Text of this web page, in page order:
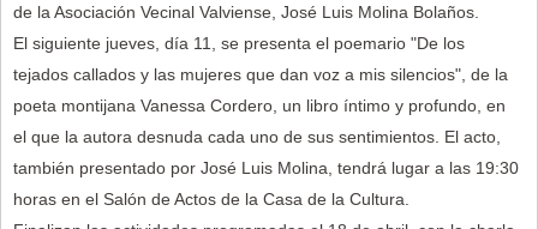
de la Asociación Vecinal Valviense, José Luis Molina Bolaños.
El siguiente jueves, día 11, se presenta el poemario "De los
tejados callados y las mujeres que dan voz a mis silencios", de la
poeta montijana Vanessa Cordero, un libro íntimo y profundo, en
el que la autora desnuda cada uno de sus sentimientos. El acto,
también presentado por José Luis Molina, tendrá lugar a las 19:30
horas en el Salón de Actos de la Casa de la Cultura.